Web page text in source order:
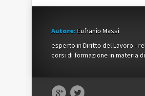
Autore:Eufranio Massi
esperto in Diritto del Lavoro -
corsi di formazione in materia